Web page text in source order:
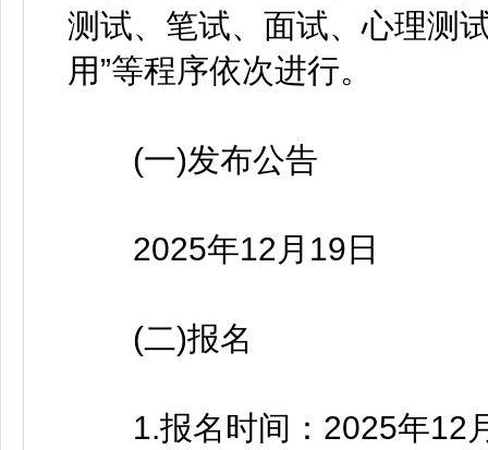
测试、笔试、面试、心理测
用”等程序依次进行。
(一)发布公告
2025年12月19日
(二)报名
1.报名时间：2025年12